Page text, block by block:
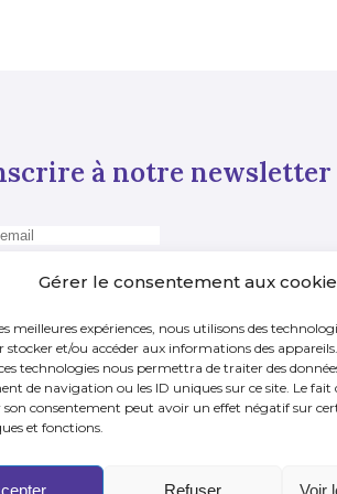
Gérer le consentement aux
meilleures expériences, nous utilisons des
stocker et/ou accéder aux informations des
technologies nous permettra de traiter des
de navigation ou les ID uniques sur ce site. Le fait
son consentement peut avoir un effet négatif sur
et fonctions.
Refuser Voir
à notre newsletter